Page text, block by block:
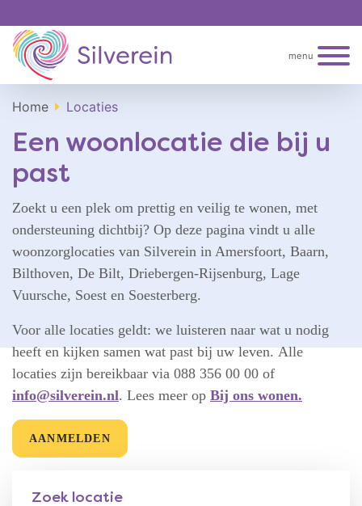
menu
Home Locaties
Een woonlocatie die bij u
past
Zoekt u een plek om prettig en veilig te wonen, met
ondersteuning dichtbij? Op deze pagina vindt u alle
woonzorglocaties van Silverein in Amersfoort, Baarn,
Bilthoven, De Bilt, Driebergen-Rijsenburg, Lage
Vuursche, Soest en Soesterberg.
Voor alle locaties geldt: we luisteren naar wat u nodig
heeft en kijken samen wat past bij uw leven. Alle
locaties zijn bereikbaar via 088 356 00 00 of
info@silverein.nl. Lees meer op Bij ons wonen.
AANMELDEN
Zoek locatie